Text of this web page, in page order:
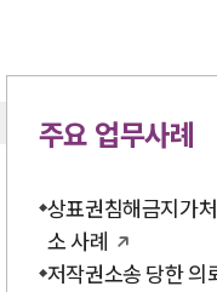
주요 업무사례
상표권침해금지가
소 사례
저작권소송 당한 의